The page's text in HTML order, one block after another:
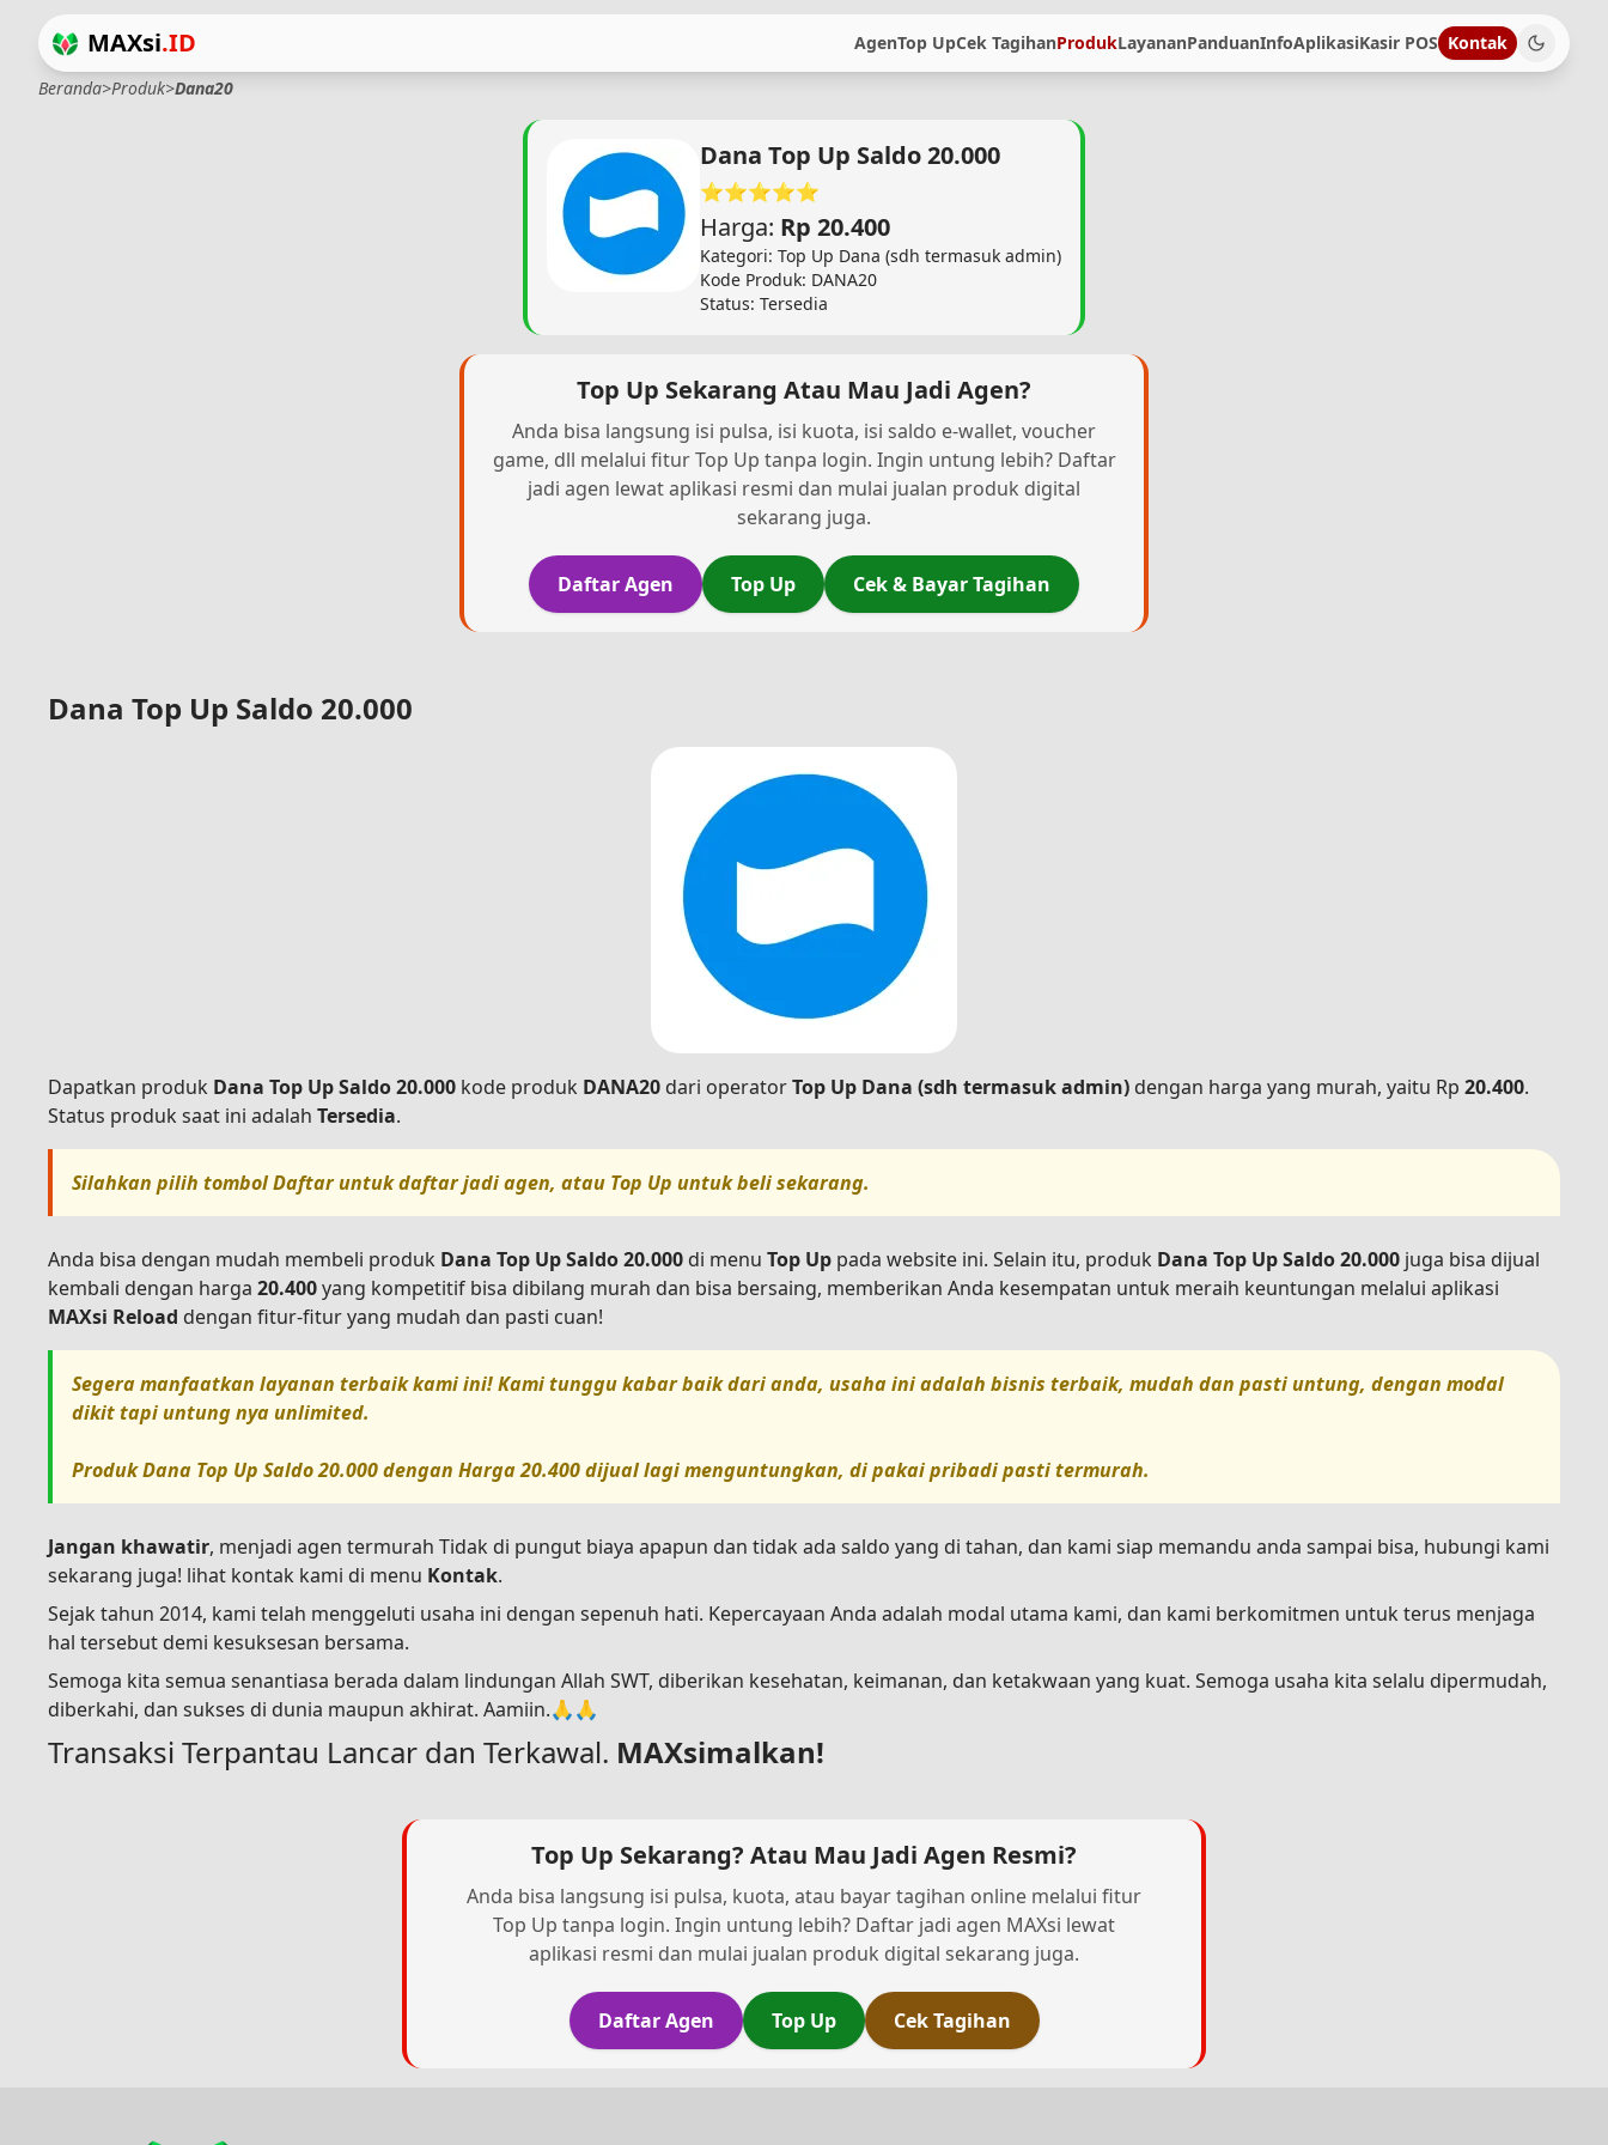
MAXsi.ID AgenTop UpCek TagihanProdukLayananPanduanInfoAplikasiKasir POS Kontak
Beranda>Produk>Dana20
Dana Top Up Saldo 20.000
⭐⭐⭐⭐⭐
Harga: Rp 20.400
Kategori: Top Up Dana (sdh termasuk admin)
Kode Produk: DANA20
Status: Tersedia
Top Up Sekarang Atau Mau Jadi Agen?
Anda bisa langsung isi pulsa, isi kuota, isi saldo e-wallet, voucher
game, dll melalui fitur Top Up tanpa login. Ingin untung lebih? Daftar
jadi agen lewat aplikasi resmi dan mulai jualan produk digital
sekarang juga.
Daftar Agen Top Up Cek & Bayar Tagihan
Dana Top Up Saldo 20.000
Dapatkan produk Dana Top Up Saldo 20.000 kode produk DANA20 dari operatorTop Up Dana (sdh termasuk admin) dengan harga yang murah, yaitu Rp 20.400.
Status produk saat ini adalah Tersedia.
Silahkan pilih tombolDaftaruntuk daftar jadi agen, atau Top Up untuk beli sekarang.
Anda bisa dengan mudah membeli produk Dana Top Up Saldo 20.000 di menu Top Up pada website ini. Selain itu, produk Dana Top Up Saldo 20.000 juga bisa dijual
kembali dengan harga 20.400yang kompetitif bisa dibilang murah dan bisa bersaing, memberikan Anda kesempatan untuk meraih keuntungan melalui aplikasi
MAXsi Reload dengan fitur-fitur yang mudah dan pasti cuan!
Segera manfaatkan layanan terbaik kami ini! Kami tunggu kabar baik dari anda, usaha ini adalah bisnis terbaik, mudah dan pasti untung, dengan modal
dikit tapi untung nya unlimited.
ProdukDana Top Up Saldo 20.000dengan Harga20.400dijual lagi menguntungkan, di pakai pribadi pasti termurah.
Jangan khawatir, menjadi agen termurah Tidak di pungut biaya apapun dan tidak ada saldo yang di tahan, dan kami siap memandu anda sampai bisa, hubungi kami
sekarang juga! lihat kontak kami di menu Kontak.
Sejak tahun 2014, kami telah menggeluti usaha ini dengan sepenuh hati. Kepercayaan Anda adalah modal utama kami, dan kami berkomitmen untuk terus menjaga
hal tersebut demi kesuksesan bersama.
Semoga kita semua senantiasa berada dalam lindungan Allah SWT, diberikan kesehatan, keimanan, dan ketakwaan yang kuat. Semoga usaha kita selalu dipermudah,
diberkahi, dan sukses di dunia maupun akhirat. Aamiin.🙏🙏
Transaksi Terpantau Lancar dan Terkawal. MAXsimalkan!
Top Up Sekarang? Atau Mau Jadi Agen Resmi?
Anda bisa langsung isi pulsa, kuota, atau bayar tagihan online melalui fitur
Top Up tanpa login. Ingin untung lebih? Daftar jadi agen MAXsi lewat
aplikasi resmi dan mulai jualan produk digital sekarang juga.
Daftar Agen Top Up Cek Tagihan